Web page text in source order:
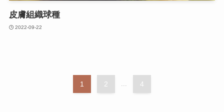
皮膚組織球種
2022-09-22
1 2 ... 4